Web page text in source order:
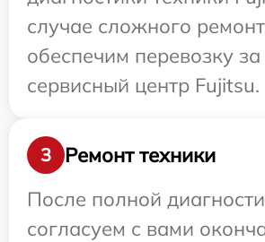
случае сложного
обеспечим перевозку
сервисный центр Fujitsu.
3
Ремонт техники
После полной
согласуем с вами